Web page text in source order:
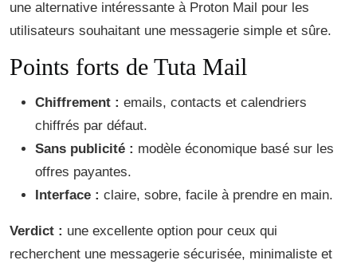
une alternative intéressante à Proton Mail pour les
utilisateurs souhaitant une messagerie simple et sûre.
Points forts de Tuta Mail
Chiffrement : emails, contacts et calendriers
chiffrés par défaut.
Sans publicité : modèle économique basé sur les
offres payantes.
Interface : claire, sobre, facile à prendre en main.
Verdict : une excellente option pour ceux qui
recherchent une messagerie sécurisée, minimaliste et